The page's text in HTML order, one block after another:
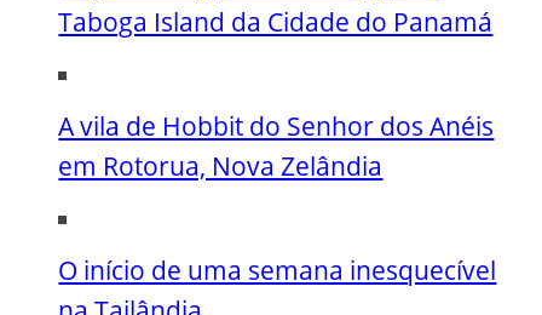
Taboga Island da Cidade do Panamá
A vila de Hobbit do Senhor dos Anéis
em Rotorua, Nova Zelândia
O início de uma semana inesquecível